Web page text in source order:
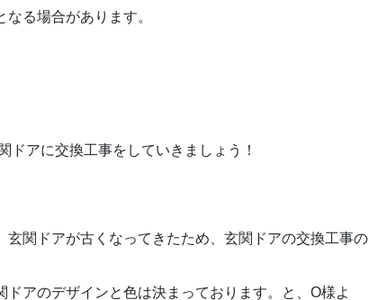
る場合があります。
アに交換工事をしていきましょう！
関ドアが古くなってきたため、玄関ドアの交換工事の
アのデザインと色は決まっております。と、O様よ